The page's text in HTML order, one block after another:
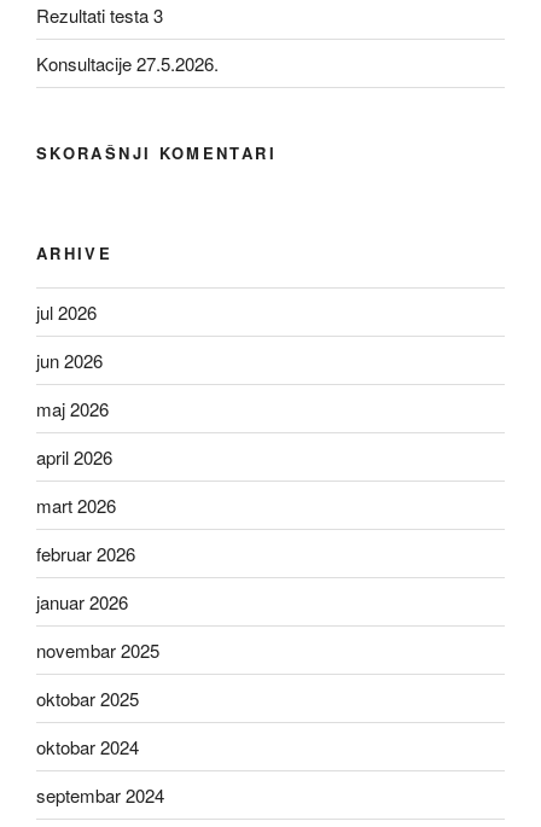
Rezultati testa 3
Konsultacije 27.5.2026.
SKORAŠNJI KOMENTARI
ARHIVE
jul 2026
jun 2026
maj 2026
april 2026
mart 2026
februar 2026
januar 2026
novembar 2025
oktobar 2025
oktobar 2024
septembar 2024